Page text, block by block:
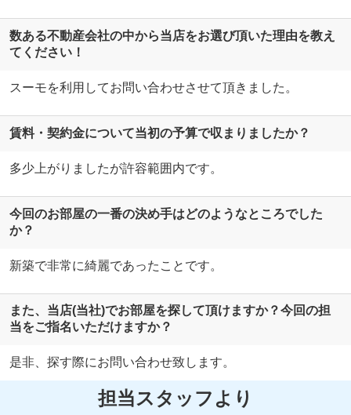
数ある不動産会社の中から当店をお選び頂いた理由を教え
てください！
スーモを利用してお問い合わせさせて頂きました。
賃料・契約金について当初の予算で収まりましたか？
多少上がりましたが許容範囲内です。
今回のお部屋の一番の決め手はどのようなところでした
か？
新築で非常に綺麗であったことです。
また、当店(当社)でお部屋を探して頂けますか？今回の担
当をご指名いただけますか？
是非、探す際にお問い合わせ致します。
担当スタッフより